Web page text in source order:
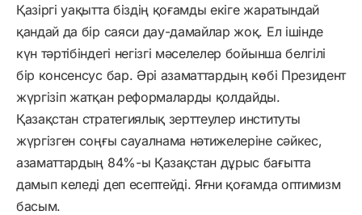
Қазіргі уақытта біздің қоғамды екіге жаратындай
қандай да бір саяси дау-дамайлар жоқ. Ел ішінде
күн тәртібіндегі негізгі мәселелер бойынша белгілі
бір консенсус бар. Әрі азаматтардың көбі Президент
жүргізіп жатқан реформаларды қолдайды.
Қазақстан стратегиялық зерттеулер институты
жүргізген соңғы сауалнама нәтижелеріне сәйкес,
азаматтардың 84%-ы Қазақстан дұрыс бағытта
дамып келеді деп есептейді. Яғни қоғамда оптимизм
басым.